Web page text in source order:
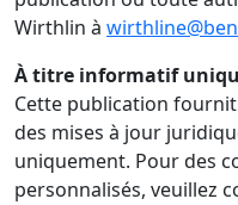
Wirthlin à
À titre informatif
Cette publication
des mises à jour
uniquement. Pour des
personnalisés, veuillez